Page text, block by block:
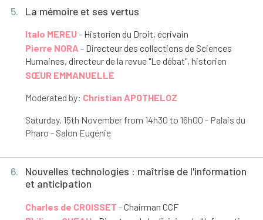
5. La mémoire et ses vertus
Italo MEREU- Historien du Droit, écrivain
Pierre NORA - Directeur des collections de Sciences
Humaines, directeur de la revue "Le débat", historien
SŒUR EMMANUELLE
Moderated by: Christian APOTHELOZ
Saturday, 15th November from 14h30 to 16h00 - Palais du
Pharo - Salon Eugénie
6.
Nouvelles technologies : maîtrise de l'information
et anticipation
Charles de CROISSET - Chairman CCF